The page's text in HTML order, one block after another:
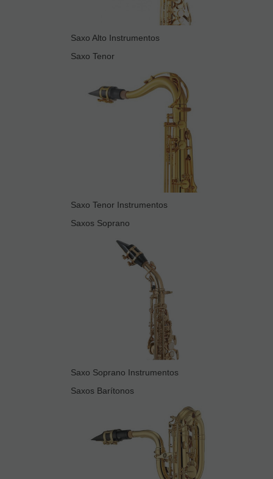
Saxo Alto Instrumentos
Saxo Tenor
Saxo Tenor Instrumentos
Saxos Soprano
Saxo Soprano Instrumentos
Saxos Barítonos